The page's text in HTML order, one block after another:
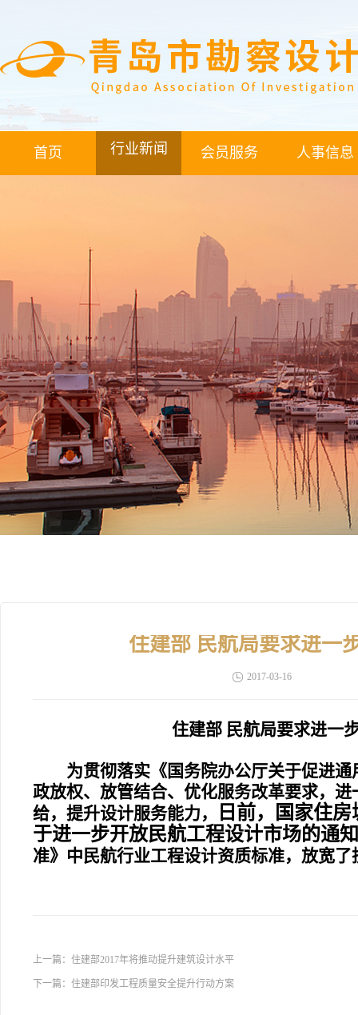
首页 行业新闻 会员服务 人事信息
住建部 民航局要求进一
2017-03-16
住建部 民航局要求进一
为贯彻落实《国务院办公厅关于促进
政放权、放管结合、优化服务改革要求，
给，提升设计服务能力，
日前，国家住
于进一步开放民航工程设计市场的通
准》中民航行业工程设计资质标准，放宽
上一篇： 住建部2017年将推动提升建筑设计水平
下一篇： 住建部印发工程质量安全提升行动方案